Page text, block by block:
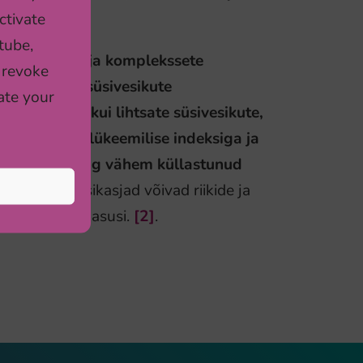
your
ja komplekssete
– süsivesikute
aeglasem kui lihtsate süsivesikute,
glükeemilise indeksiga ja
söömist ning vähem küllastunud
Kuigi üksikasjad võivad riikide ja
palju sarnasusi. [2].